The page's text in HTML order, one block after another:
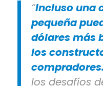
“Incluso una
pequeña
dólares más
los
los desafíos